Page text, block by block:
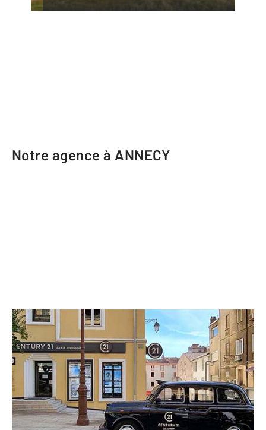
Notre agence à ANNECY
CENTURY 21 CD Immo
10 quater avenue de Genève
ANNECY - 74000
Envoyer un message